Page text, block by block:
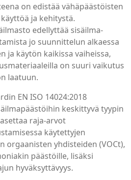
on edistää vähäpäästöisten
ja kehitystä.
edellyttää sisäilma-
jo suunnittelun alkaessa
ja käytön kaikissa vaiheissa,
on suuri vaikutus
laatuun.
EN ISO 14024:2018
keskittyvä tyypin
raja-arvot
käytettyjen
orgaanisten yhdisteiden (VOCt),
päästöille, lisäksi
hyväksyttävyys.